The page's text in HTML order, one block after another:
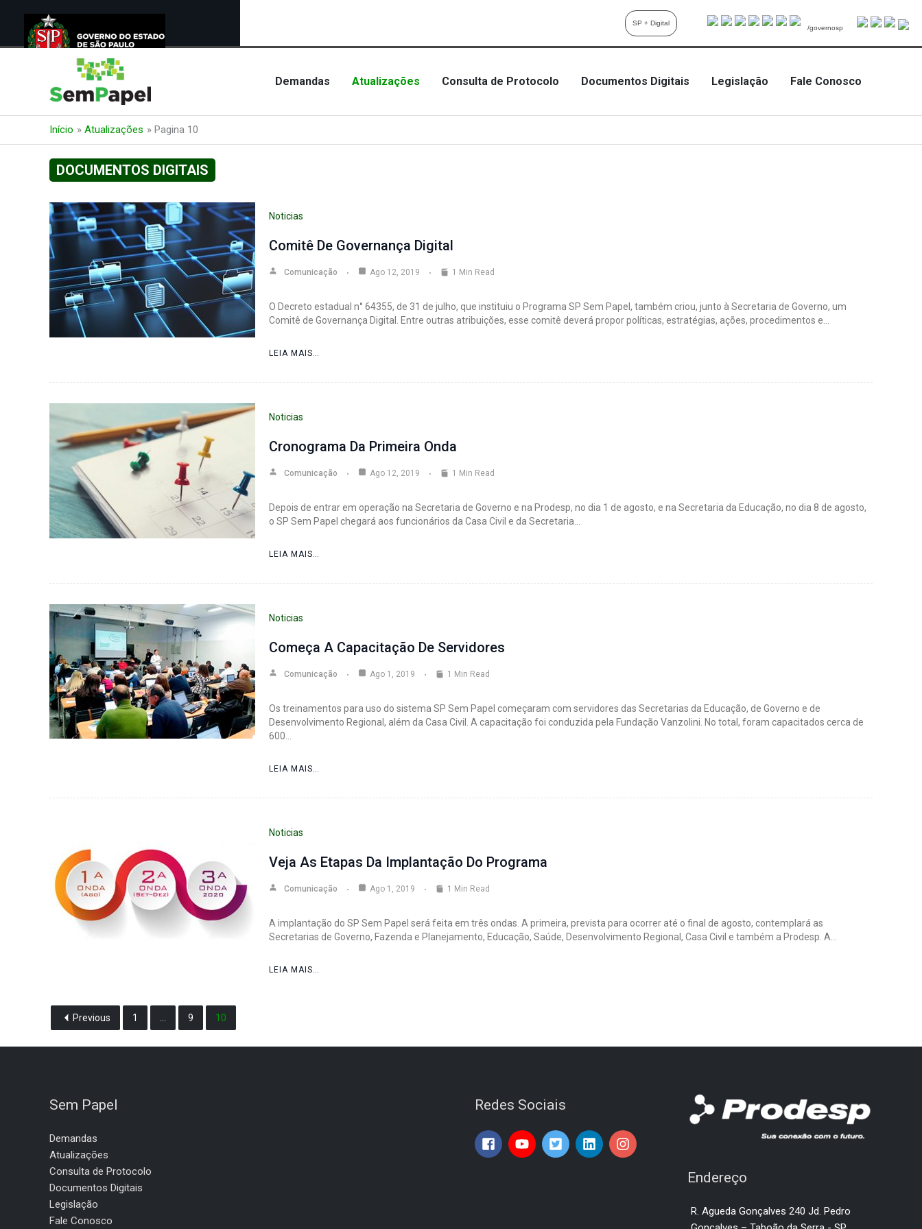
SP + Digital
/governosp
Demandas Atualizações Consulta de Protocolo Documentos Digitais Legislação Fale Conosco
Início Atualizações Pagina 10
DOCUMENTOS DIGITAIS
Noticias
Comitê De Governança Digital
Comunicação Ago 12, 2019 1 Min Read
O Decreto estadual n° 64355, de 31 de julho, que instituiu o Programa SP Sem Papel, também criou, junto à Secretaria de Governo, um
Comitê de Governança Digital. Entre outras atribuições, esse comitê deverá propor políticas, estratégias, ações, procedimentos e…
LEIA MAIS…
Noticias
Cronograma Da Primeira Onda
Comunicação Ago 12, 2019 1 Min Read
Depois de entrar em operação na Secretaria de Governo e na Prodesp, no dia 1 de agosto, e na Secretaria da Educação, no dia 8 de agosto,
o SP Sem Papel chegará aos funcionários da Casa Civil e da Secretaria…
LEIA MAIS…
Noticias
Começa A Capacitação De Servidores
Comunicação Ago 1, 2019 1 Min Read
Os treinamentos para uso do sistema SP Sem Papel começaram com servidores das Secretarias da Educação, de Governo e de
Desenvolvimento Regional, além da Casa Civil. A capacitação foi conduzida pela Fundação Vanzolini. No total, foram capacitados cerca de
600…
LEIA MAIS…
Noticias
Veja As Etapas Da Implantação Do Programa
Comunicação Ago 1, 2019 1 Min Read
A implantação do SP Sem Papel será feita em três ondas. A primeira, prevista para ocorrer até o final de agosto, contemplará as
Secretarias de Governo, Fazenda e Planejamento, Educação, Saúde, Desenvolvimento Regional, Casa Civil e também a Prodesp. A…
LEIA MAIS…
Previous 1 9 10
Sem Papel
Demandas
Atualizações
Consulta de Protocolo
Documentos Digitais
Legislação
Fale Conosco
Redes Sociais
Endereço
R. Agueda Gonçalves 240 Jd. Pedro